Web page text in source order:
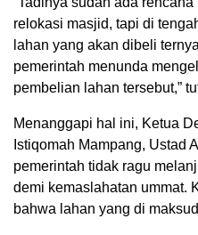
relokasi masjid, tapi di
lahan yang akan dibeli
pemerintah menunda
pembelian lahan tersebut,”
Menanggapi hal ini, Ketua
Istiqomah Mampang, Ustad
pemerintah tidak ragu
demi kemaslahatan ummat.
bahwa lahan yang di